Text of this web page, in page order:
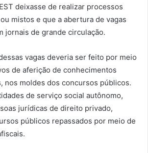
deixasse de realizar processos
mistos e que a abertura de vagas
jornais de grande circulação.
vagas deveria ser feito por meio
de aferição de conhecimentos
nos moldes dos concursos públicos.
de serviço social autônomo,
jurídicas de direito privado,
públicos repassados por meio de